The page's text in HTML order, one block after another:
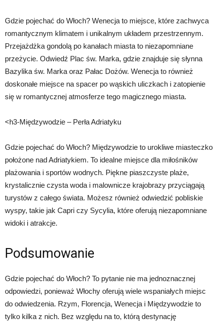
Gdzie pojechać do Włoch? Wenecja to miejsce, które zachwyca
romantycznym klimatem i unikalnym układem przestrzennym.
Przejażdżka gondolą po kanałach miasta to niezapomniane
przeżycie. Odwiedź Plac św. Marka, gdzie znajduje się słynna
Bazylika św. Marka oraz Pałac Dożów. Wenecja to również
doskonałe miejsce na spacer po wąskich uliczkach i zatopienie
się w romantycznej atmosferze tego magicznego miasta.
<h3-Międzywodzie – Perła Adriatyku
Gdzie pojechać do Włoch? Międzywodzie to urokliwe miasteczko
położone nad Adriatykiem. To idealne miejsce dla miłośników
plażowania i sportów wodnych. Piękne piaszczyste plaże,
krystalicznie czysta woda i malownicze krajobrazy przyciągają
turystów z całego świata. Możesz również odwiedzić pobliskie
wyspy, takie jak Capri czy Sycylia, które oferują niezapomniane
widoki i atrakcje.
Podsumowanie
Gdzie pojechać do Włoch? To pytanie nie ma jednoznacznej
odpowiedzi, ponieważ Włochy oferują wiele wspaniałych miejsc
do odwiedzenia. Rzym, Florencja, Wenecja i Międzywodzie to
tylko kilka z nich. Bez względu na to, którą destynację